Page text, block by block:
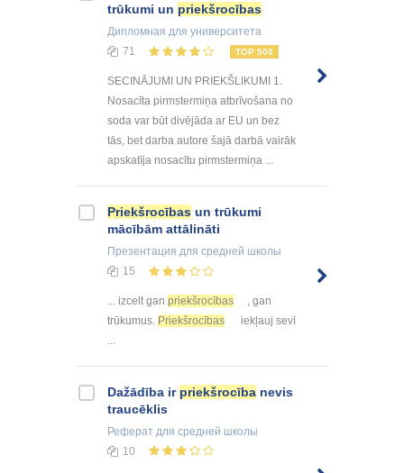
trūkumi un priekšrocības
Дипломная для университета
71
TOP 500
SECINĀJUMI UN PRIEKŠLIKUMI 1.
Nosacīta pirmstermiņa atbrīvošana no
soda var būt divējāda ar EU un bez
tās, bet darba autore šajā darbā vairāk
apskatīja nosacītu pirmstermiņa ...
Priekšrocības un trūkumi
mācībām attālināti
Презентация для средней школы
15
... izcelt gan priekšrocības
, gan
trūkumus. Priekšrocības
iekļauj sevī
Dažādība ir priekšrocība nevis
traucēklis
Реферат для средней школы
10